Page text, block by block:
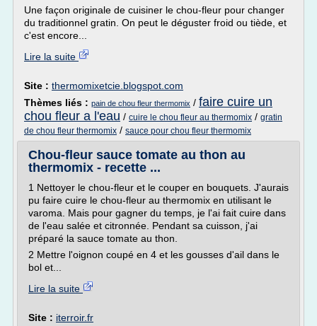
Une façon originale de cuisiner le chou-fleur pour changer
du traditionnel gratin. On peut le déguster froid ou tiède, et
c'est encore...
Lire la suite
Site : thermomixetcie.blogspot.com
Thèmes liés : pain de chou fleur thermomix / faire cuire un
chou fleur a l'eau / cuire le chou fleur au thermomix / gratin
de chou fleur thermomix / sauce pour chou fleur thermomix
Chou-fleur sauce tomate au thon au
thermomix - recette ...
1 Nettoyer le chou-fleur et le couper en bouquets. J'aurais
pu faire cuire le chou-fleur au thermomix en utilisant le
varoma. Mais pour gagner du temps, je l'ai fait cuire dans
de l'eau salée et citronnée. Pendant sa cuisson, j'ai
préparé la sauce tomate au thon.
2 Mettre l'oignon coupé en 4 et les gousses d'ail dans le
bol et...
Lire la suite
Site : iterroir.fr